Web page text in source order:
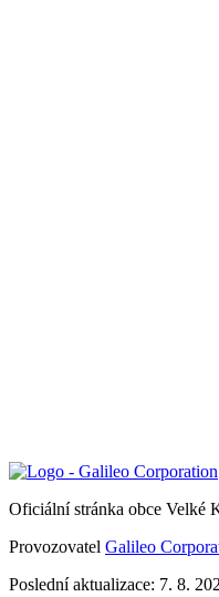
Oficiální stránka obce Velké
Provozovatel Galileo
Poslední aktualizace: 7. 8.